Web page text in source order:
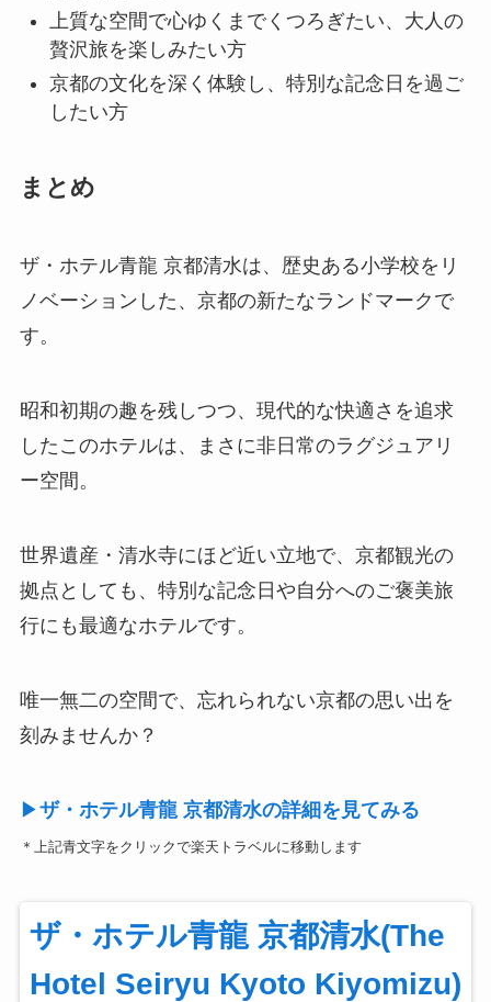
上質な空間で心ゆくまでくつろぎたい、大人の
贅沢旅を楽しみたい方
京都の文化を深く体験し、特別な記念日を過ご
したい方
まとめ
ザ・ホテル青龍 京都清水は、歴史ある小学校をリ
ノベーションした、京都の新たなランドマークで
す。
昭和初期の趣を残しつつ、現代的な快適さを追求
したこのホテルは、まさに非日常のラグジュアリ
ー空間。
世界遺産・清水寺にほど近い立地で、京都観光の
拠点としても、特別な記念日や自分へのご褒美旅
行にも最適なホテルです。
唯一無二の空間で、忘れられない京都の思い出を
刻みませんか？
▶ザ・ホテル青龍 京都清水の詳細を見てみる
＊上記青文字をクリックで楽天トラベルに移動します
ザ・ホテル青龍 京都清水(The
Hotel Seiryu Kyoto Kiyomizu)